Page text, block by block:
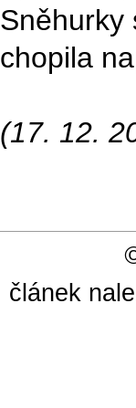
Sněhurky
chopila
(17. 12.
článek